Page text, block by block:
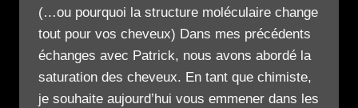
(…ou pourquoi la structure moléculaire change
tout pour vos cheveux) Dans mes précédents
échanges avec Patrick, nous avons abordé la
saturation des cheveux. En tant que chimiste,
je souhaite aujourd’hui vous emmener dans les